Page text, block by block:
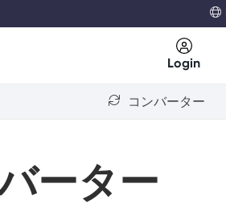
Login
コンバーター
ーター